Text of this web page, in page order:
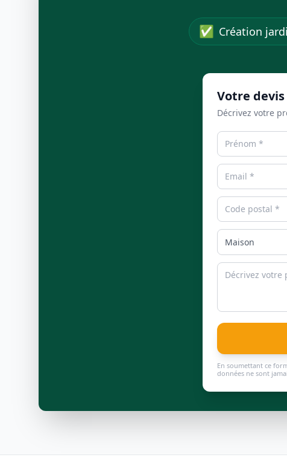
✅ Création
Votre
Décrivez votre
En soumettant ce
données ne sont